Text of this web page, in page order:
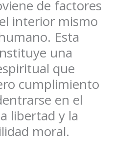
de factores
interior mismo
Esta
una
que
cumplimiento
en el
libertad y la
moral.